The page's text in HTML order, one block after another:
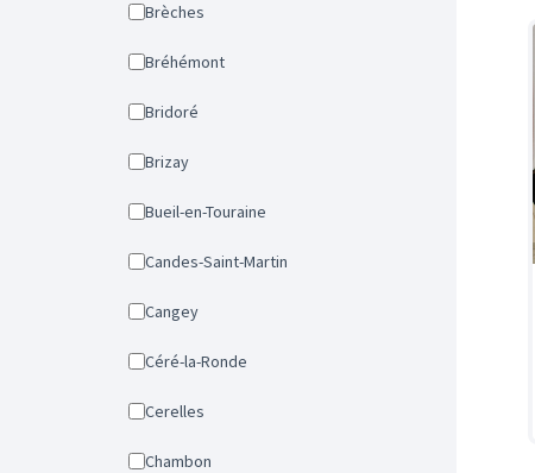
Brèches
Bréhémont
Bridoré
Brizay
Bueil-en-Touraine
Candes-Saint-Martin
Cangey
Céré-la-Ronde
Cerelles
Chambon